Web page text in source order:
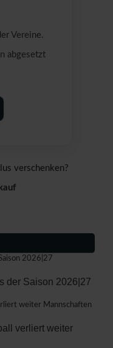
Vereine.
abgesetzt
verschenken?
der Saison 2026|27
verliert weiter